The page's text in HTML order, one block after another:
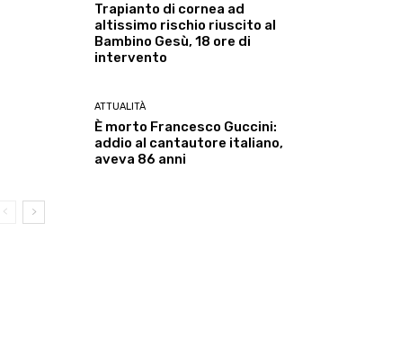
Trapianto di cornea ad
altissimo rischio riuscito al
Bambino Gesù, 18 ore di
intervento
ATTUALITÀ
È morto Francesco Guccini:
addio al cantautore italiano,
aveva 86 anni